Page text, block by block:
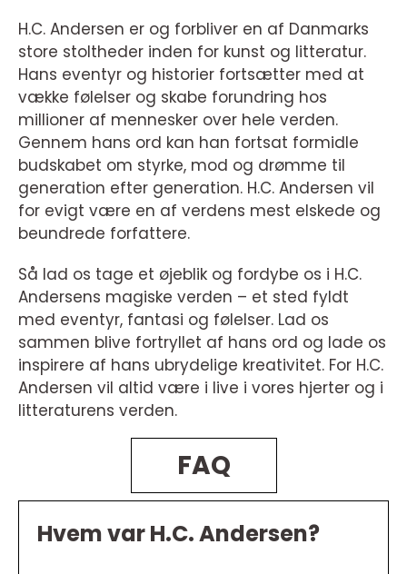
H.C. Andersen er og forbliver en af Danmarks
store stoltheder inden for kunst og litteratur.
Hans eventyr og historier fortsætter med at
vække følelser og skabe forundring hos
millioner af mennesker over hele verden.
Gennem hans ord kan han fortsat formidle
budskabet om styrke, mod og drømme til
generation efter generation. H.C. Andersen vil
for evigt være en af verdens mest elskede og
beundrede forfattere.
Så lad os tage et øjeblik og fordybe os i H.C.
Andersens magiske verden – et sted fyldt
med eventyr, fantasi og følelser. Lad os
sammen blive fortryllet af hans ord og lade os
inspirere af hans ubrydelige kreativitet. For H.C.
Andersen vil altid være i live i vores hjerter og i
litteraturens verden.
FAQ
Hvem var H.C. Andersen?